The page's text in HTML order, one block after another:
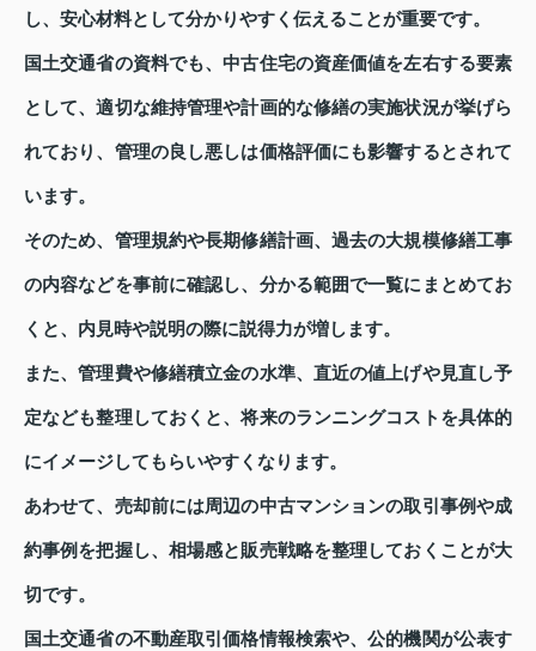
し、安心材料として分かりやすく伝えることが重要です。
国土交通省の資料でも、中古住宅の資産価値を左右する要素
として、適切な維持管理や計画的な修繕の実施状況が挙げら
れており、管理の良し悪しは価格評価にも影響するとされて
います。
そのため、管理規約や長期修繕計画、過去の大規模修繕工事
の内容などを事前に確認し、分かる範囲で一覧にまとめてお
くと、内見時や説明の際に説得力が増します。
また、管理費や修繕積立金の水準、直近の値上げや見直し予
定なども整理しておくと、将来のランニングコストを具体的
にイメージしてもらいやすくなります。
あわせて、売却前には周辺の中古マンションの取引事例や成
約事例を把握し、相場感と販売戦略を整理しておくことが大
切です。
国土交通省の不動産取引価格情報検索や、公的機関が公表す